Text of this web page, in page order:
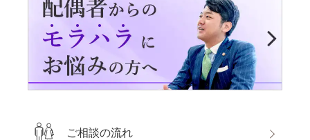
ご相談の流れ